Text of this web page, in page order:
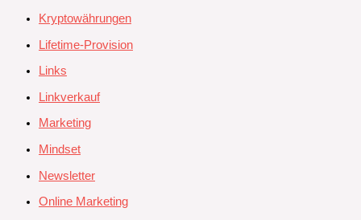
Kryptowährungen
Lifetime-Provision
Links
Linkverkauf
Marketing
Mindset
Newsletter
Online Marketing